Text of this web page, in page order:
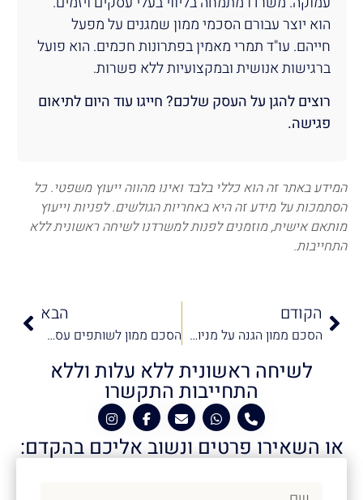
הוא יוצר עבורם הסכמי ממון שמגנים על מפעל
חייהם. עו"ד תמרי מאמין בפתרונות חכמים. הוא פועל
ברגישות אנושית ובמקצועיות ללא פשרות.
רוצים להגן על העסק שלכם? חייגו עוד היום לתיאום
פגישה.
המידע באתר זה הוא כללי בלבד ואינו מהווה ייעוץ משפטי. כל
הסתמכות על מידע זה היא באחריות הגולשים. לפניות וייעוץ
מותאם אישית, מוזמנים לפנות למשרדנו לשיחה ראשונית ללא
התחייבות.
הקודם
הסכם ממון הגנה על מניות ואופציות
הבא
הסכם ממון לשותפים עסקיים (שמתחתנים)
לשיחה ראשונית ללא עלות וללא
התחייבות התקשרו
או השאירו פרטים ונשוב אליכם בהקדם: